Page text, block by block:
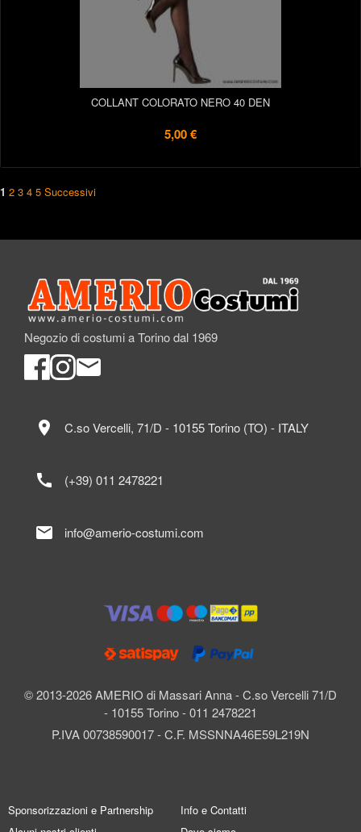
COLLANT COLORATO NERO 40 DEN
5,00 €
1 2 3 4 5 Successivi
Negozio di costumi a Torino dal 1969
© 2013-2026 AMERIO di Massari Anna - C.so Vercelli 71/D
- 10155 Torino - 011 2478221
P.IVA 00738590017 - C.F. MSSNNA46E59L219N
location_on C.so Vercelli, 71/D - 10155 Torino (TO) - ITALY
call (+39) 011 2478221
mail info@amerio-costumi.com
Sponsorizzazioni e Partnership
Info e Contatti